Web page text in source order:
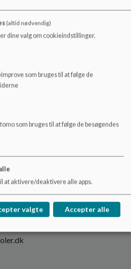
7 2026
(altid nødvendig)
dine valg om cookieindstillinger.
som bruges til at følge de
som bruges til at følge de besøgendes
at aktivere/deaktivere alle apps.
valgte Accepter alle